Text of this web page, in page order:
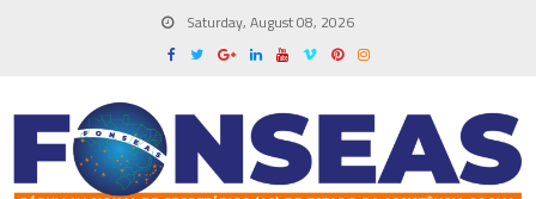
Saturday, August 08, 2026